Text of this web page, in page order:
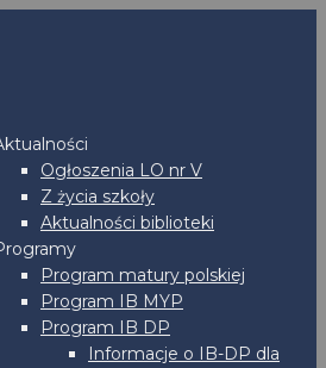
Ogłoszenia LO nr V
Z życia szkoły
Aktualności biblioteki
Program matury polskiej
Program IB MYP
Program IB DP
Informacje o IB-DP dla